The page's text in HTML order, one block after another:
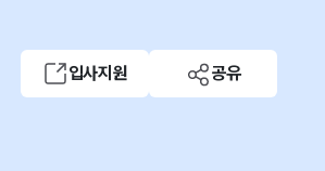
입사지원 공유